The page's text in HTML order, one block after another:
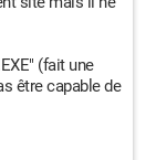
(fait une
être capable de